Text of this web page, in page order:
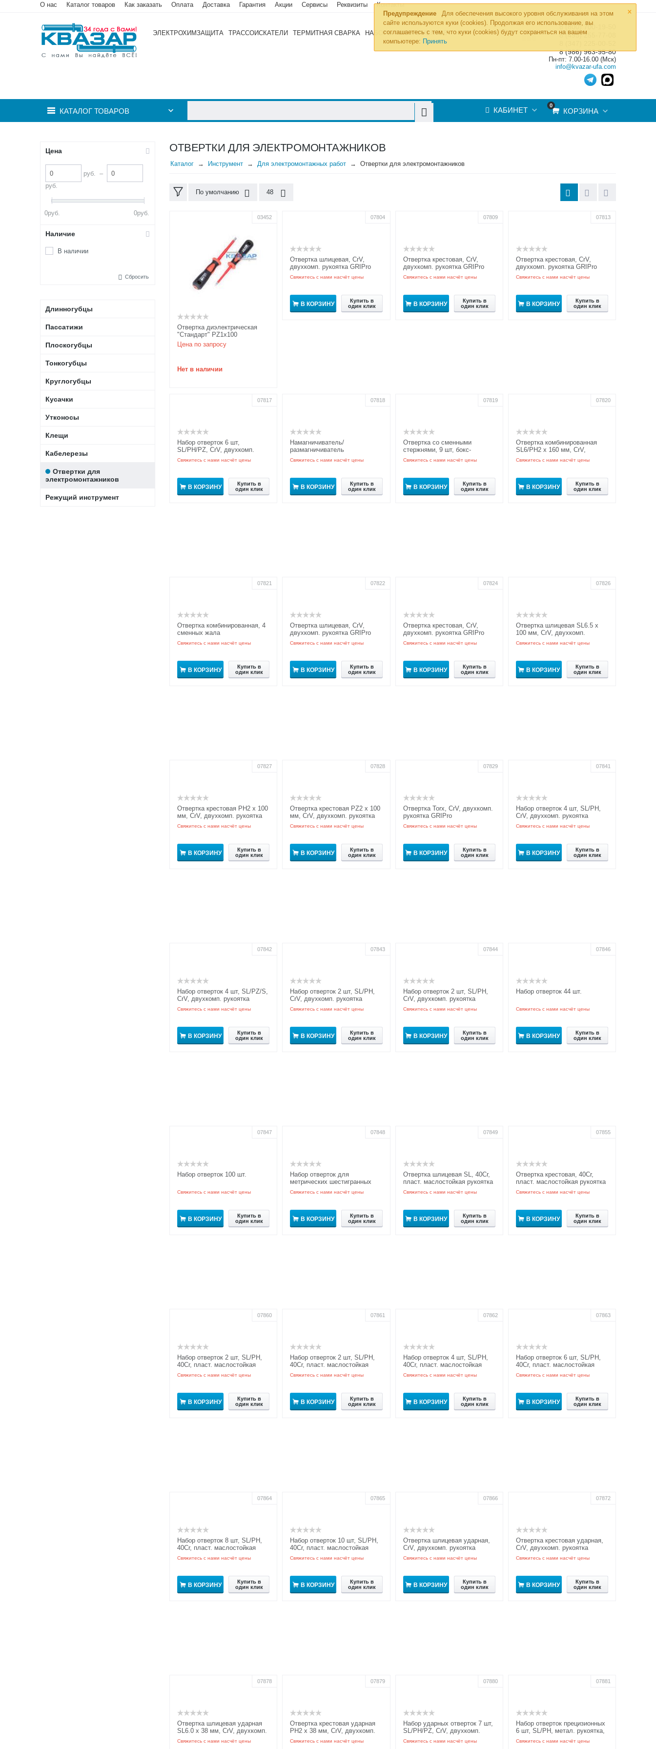
×
Предупреждение
Для обеспечения высокого уровня обслуживания на этом
сайте используются куки (cookies). Продолжая его использование, вы
соглашаетесь с тем, что куки (cookies) будут сохраняться на вашем
компьютере: Принять
О нас Каталог товаров Как заказать Оплата Доставка Гарантия Акции Сервисы Реквизиты Контакты
ЭЛЕКТРОХИМЗАЩИТА ТРАССОИСКАТЕЛИ ТЕРМИТНАЯ СВАРКА НАБОРЫ ИНСТРУМЕНТОВ »
8 (800) 700-19-50
8 (495) 255-77-08
8 (986) 963-95-80
Пн-пт: 7.00-16.00 (Мск)
info@kvazar-ufa.com
КАТАЛОГ ТОВАРОВ
0
КОРЗИНА
КАБИНЕТ
Цена
руб.
–
руб.
0руб. 0руб.
Наличие
В наличии
Сбросить
Длинногубцы
Пассатижи
Плоскогубцы
Тонкогубцы
Круглогубцы
Кусачки
Утконосы
Клещи
Кабелерезы
Отвертки для
электромонтажников
Режущий инструмент
ОТВЕРТКИ ДЛЯ ЭЛЕКТРОМОНТАЖНИКОВ
Каталог Инструмент Для электромонтажных работ Отвертки для электромонтажников
По умолчанию 48
03452
Отвертка диэлектрическая
"Стандарт" PZ1x100
Цена по запросу
Нет в наличии
07804
Отвертка шлицевая, CrV,
двухкомп. рукоятка GRIPro
Свяжитесь с нами насчёт цены
В КОРЗИНУ
Купить в
один клик
07809
Отвертка крестовая, CrV,
двухкомп. рукоятка GRIPro
Свяжитесь с нами насчёт цены
В КОРЗИНУ
Купить в
один клик
07813
Отвертка крестовая, CrV,
двухкомп. рукоятка GRIPro
Свяжитесь с нами насчёт цены
В КОРЗИНУ
Купить в
один клик
07817
Набор отверток 6 шт,
SL/PH/PZ, CrV, двухкомп.
рукоятка GRIPro
Свяжитесь с нами насчёт цены
В КОРЗИНУ
Купить в
один клик
07818
Намагничиватель/
размагничиватель
Свяжитесь с нами насчёт цены
В КОРЗИНУ
Купить в
один клик
07819
Отвертка со сменными
стержнями, 9 шт, бокс-
подставка
Свяжитесь с нами насчёт цены
В КОРЗИНУ
Купить в
один клик
07820
Отвертка комбинированная
SL6/PH2 х 160 мм, CrV,
двухкомп. рукоятка
Свяжитесь с нами насчёт цены
В КОРЗИНУ
Купить в
один клик
07821
Отвертка комбинированная, 4
сменных жала
Свяжитесь с нами насчёт цены
В КОРЗИНУ
Купить в
один клик
07822
Отвертка шлицевая, CrV,
двухкомп. рукоятка GRIPro
Свяжитесь с нами насчёт цены
В КОРЗИНУ
Купить в
один клик
07824
Отвертка крестовая, CrV,
двухкомп. рукоятка GRIPro
Свяжитесь с нами насчёт цены
В КОРЗИНУ
Купить в
один клик
07826
Отвертка шлицевая SL6.5 x
100 мм, CrV, двухкомп.
рукоятка GRIPro
Свяжитесь с нами насчёт цены
В КОРЗИНУ
Купить в
один клик
07827
Отвертка крестовая PH2 x 100
мм, CrV, двухкомп. рукоятка
GRIPro
Свяжитесь с нами насчёт цены
В КОРЗИНУ
Купить в
один клик
07828
Отвертка крестовая PZ2 x 100
мм, CrV, двухкомп. рукоятка
GRIPro
Свяжитесь с нами насчёт цены
В КОРЗИНУ
Купить в
один клик
07829
Отвертка Torx, CrV, двухкомп.
рукоятка GRIPro
Свяжитесь с нами насчёт цены
В КОРЗИНУ
Купить в
один клик
07841
Набор отверток 4 шт, SL/PH,
CrV, двухкомп. рукоятка
GRIPro
Свяжитесь с нами насчёт цены
В КОРЗИНУ
Купить в
один клик
07842
Набор отверток 4 шт, SL/PZ/S,
CrV, двухкомп. рукоятка
GRIPro
Свяжитесь с нами насчёт цены
В КОРЗИНУ
Купить в
один клик
07843
Набор отверток 2 шт, SL/PH,
CrV, двухкомп. рукоятка
GRIPro
Свяжитесь с нами насчёт цены
В КОРЗИНУ
Купить в
один клик
07844
Набор отверток 2 шт, SL/PH,
CrV, двухкомп. рукоятка
GRIPro
Свяжитесь с нами насчёт цены
В КОРЗИНУ
Купить в
один клик
07846
Набор отверток 44 шт.
Свяжитесь с нами насчёт цены
В КОРЗИНУ
Купить в
один клик
07847
Набор отверток 100 шт.
Свяжитесь с нами насчёт цены
В КОРЗИНУ
Купить в
один клик
07848
Набор отверток для
метрических шестигранных
гаек, 7 шт
Свяжитесь с нами насчёт цены
В КОРЗИНУ
Купить в
один клик
07849
Отвертка шлицевая SL, 40Cr,
пласт. маслостойкая рукоятка
GRIPro
Свяжитесь с нами насчёт цены
В КОРЗИНУ
Купить в
один клик
07855
Отвертка крестовая, 40Cr,
пласт. маслостойкая рукоятка
GRIPro
Свяжитесь с нами насчёт цены
В КОРЗИНУ
Купить в
один клик
07860
Набор отверток 2 шт, SL/PH,
40Cr, пласт. маслостойкая
рукоятка GRIPro
Свяжитесь с нами насчёт цены
В КОРЗИНУ
Купить в
один клик
07861
Набор отверток 2 шт, SL/PH,
40Cr, пласт. маслостойкая
рукоятка GRIPro
Свяжитесь с нами насчёт цены
В КОРЗИНУ
Купить в
один клик
07862
Набор отверток 4 шт, SL/PH,
40Cr, пласт. маслостойкая
рукоятка GRIPro
Свяжитесь с нами насчёт цены
В КОРЗИНУ
Купить в
один клик
07863
Набор отверток 6 шт, SL/PH,
40Cr, пласт. маслостойкая
рукоятка GRIPro
Свяжитесь с нами насчёт цены
В КОРЗИНУ
Купить в
один клик
07864
Набор отверток 8 шт, SL/PH,
40Cr, пласт. маслостойкая
рукоятка GRIPro
Свяжитесь с нами насчёт цены
В КОРЗИНУ
Купить в
один клик
07865
Набор отверток 10 шт, SL/PH,
40Cr, пласт. маслостойкая
рукоятка GRIPro
Свяжитесь с нами насчёт цены
В КОРЗИНУ
Купить в
один клик
07866
Отвертка шлицевая ударная,
CrV, двухкомп. рукоятка
GRIPro
Свяжитесь с нами насчёт цены
В КОРЗИНУ
Купить в
один клик
07872
Отвертка крестовая ударная,
CrV, двухкомп. рукоятка
GRIPro
Свяжитесь с нами насчёт цены
В КОРЗИНУ
Купить в
один клик
07878
Отвертка шлицевая ударная
SL6.0 x 38 мм, CrV, двухкомп.
рукоятка GRIPro
Свяжитесь с нами насчёт цены
07879
Отвертка крестовая ударная
PH2 x 38 мм, CrV, двухкомп.
рукоятка GRIPro
Свяжитесь с нами насчёт цены
07880
Набор ударных отверток 7 шт,
SL/PH/PZ, CrV, двухкомп.
рукоятка, на планке
Свяжитесь с нами насчёт цены
07881
Набор отверток прецизионных
6 шт, SL/PH, метал. рукоятка,
пласт. бокс
Свяжитесь с нами насчёт цены